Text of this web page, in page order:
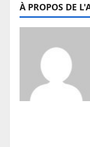
À PROPOS DE